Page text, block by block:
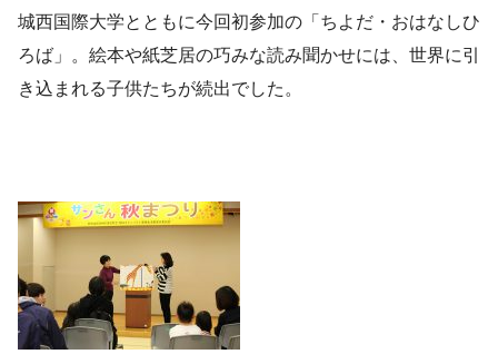
城西国際大学とともに今回初参加の「ちよだ・おはなしひ
ろば」。絵本や紙芝居の巧みな読み聞かせには、世界に引
き込まれる子供たちが続出でした。